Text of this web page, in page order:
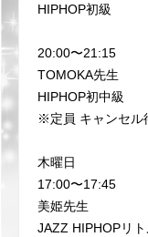
HIPHOP初級
20:00〜21:15
TOMOKA先生
HIPHOP初中級
※定員 キャンセル
木曜日
17:00〜17:45
美姫先生
JAZZ HIPHOPリ